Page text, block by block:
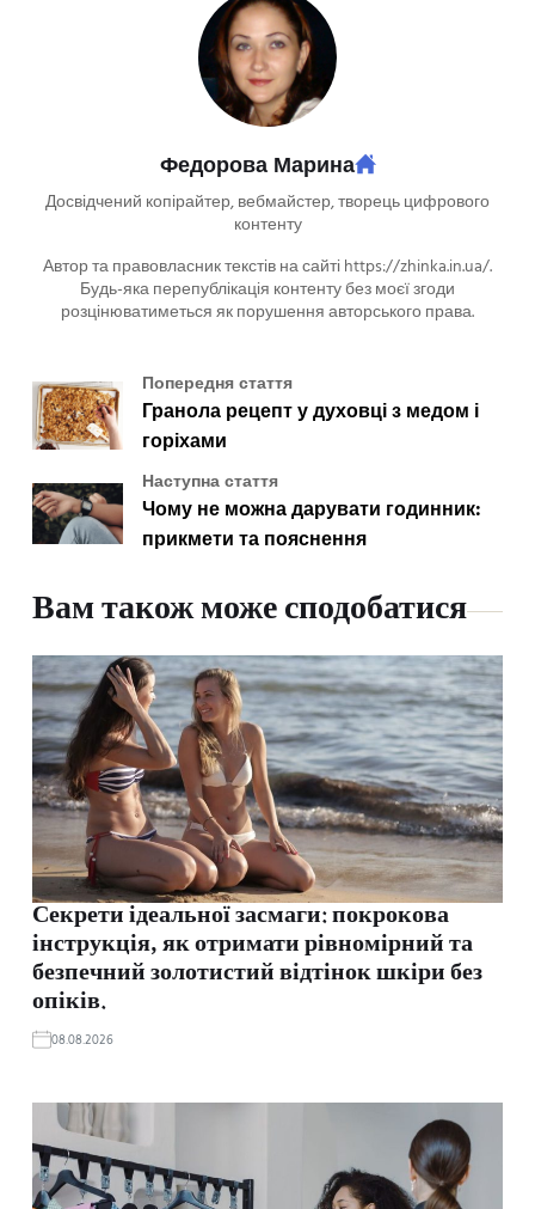
Федорова Марина
Досвідчений копірайтер, вебмайстер, творець цифрового
контенту
Автор та правовласник текстів на сайті https://zhinka.in.ua/.
Будь-яка перепублікація контенту без моєї згоди
розцінюватиметься як порушення авторського права.
Попередня стаття
Гранола рецепт у духовці з медом і
горіхами
Наступна стаття
Чому не можна дарувати годинник:
прикмети та пояснення
Вам також може сподобатися
Секрети ідеальної засмаги: покрокова
інструкція, як отримати рівномірний та
безпечний золотистий відтінок шкіри без
опіків.
08.08.2026